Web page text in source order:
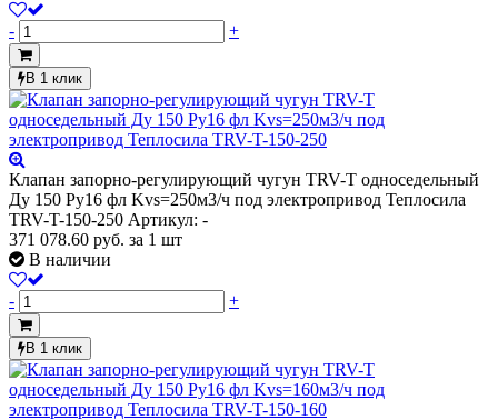
- +
В 1 клик
Клапан запорно-регулирующий чугун TRV-T односедельный
Ду 150 Ру16 фл Kvs=250м3/ч под электропривод Теплосила
TRV-T-150-250 Артикул: -
371 078.60 руб. за 1 шт
В наличии
- +
В 1 клик